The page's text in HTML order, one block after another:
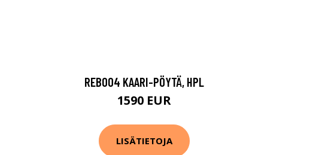
REB004 KAARI-PÖYTÄ, HPL
1590 EUR
LISÄTIETOJA